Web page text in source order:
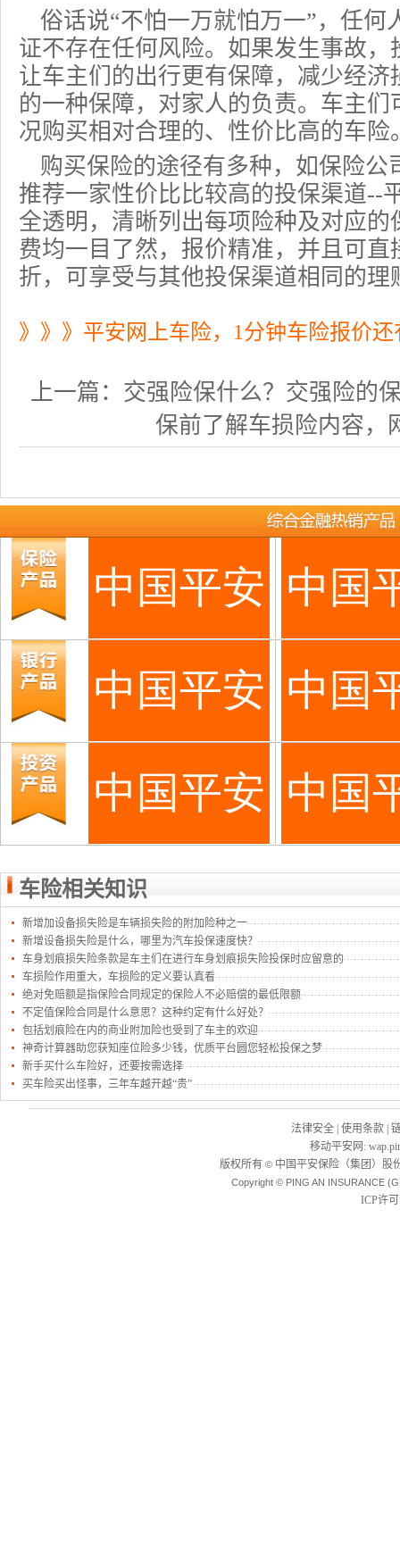
俗话说“不怕一万就怕万一”，任何
证不存在任何风险。如果发生事故
让车主们的出行更有保障，减少经
的一种保障，对家人的负责。车主
况购买相对合理的、性价比高的车险
购买保险的途径有多种，如保险公
推荐一家性价比比较高的投保渠道--
全透明，清晰列出每项险种及对应
费均一目了然，报价精准，并且可
折，可享受与其他投保渠道相同的理
》》》平安网上车险，1分钟车险报价
上一篇： 交强险保什么？交强险的
保前了解车损险内容，
车险相关知识
新增加设备损失险是车辆损失险的附加险种之一
新增设备损失险是什么，哪里为汽车投保速度快？
车身划痕损失险条款是车主们在进行车身划痕损失险投保时应留意的
车损险作用重大，车损险的定义要认真看
绝对免赔额是指保险合同规定的保险人不必赔偿的最低限额
不定值保险合同是什么意思？这种约定有什么好处？
包括划痕险在内的商业附加险也受到了车主的欢迎
神奇计算器助您获知座位险多少钱，优质平台圆您轻松投保之梦
新手买什么车险好，还要按需选择
买车险买出怪事，三年车越开越“贵”
法律安全 使用条款
移动平安网 :
版权所有 ©中国平安保险（集团）股
Copyright © PING AN INSURANCE
ICP许